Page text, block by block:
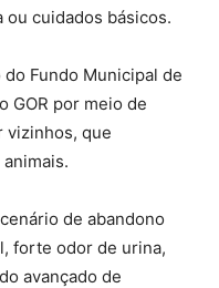
cuidados básicos.
Fundo Municipal de
GOR por meio de
vizinhos, que
de abandono
forte odor de urina,
avançado de